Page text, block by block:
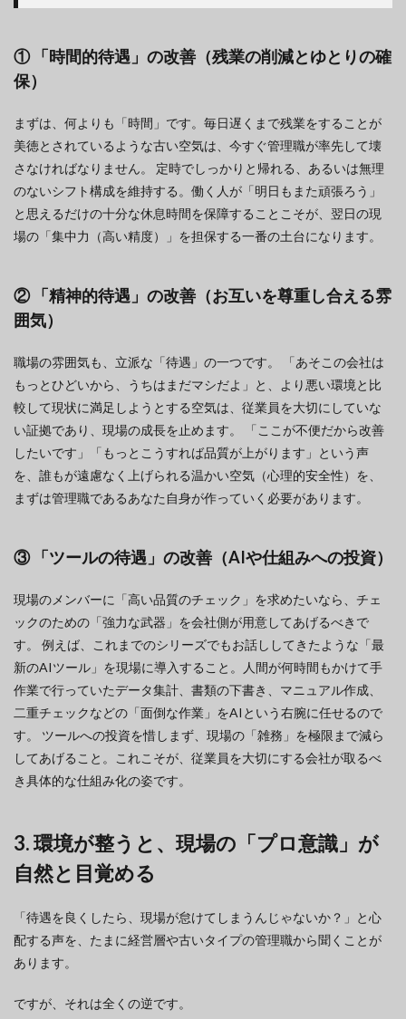
① 「時間的待遇」の改善（残業の削減とゆとりの確
保）
まずは、何よりも「時間」です。毎日遅くまで残業をすることが
美徳とされているような古い空気は、今すぐ管理職が率先して壊
さなければなりません。 定時でしっかりと帰れる、あるいは無理
のないシフト構成を維持する。働く人が「明日もまた頑張ろう」
と思えるだけの十分な休息時間を保障することこそが、翌日の現
場の「集中力（高い精度）」を担保する一番の土台になります。
② 「精神的待遇」の改善（お互いを尊重し合える雰
囲気）
職場の雰囲気も、立派な「待遇」の一つです。 「あそこの会社は
もっとひどいから、うちはまだマシだよ」と、より悪い環境と比
較して現状に満足しようとする空気は、従業員を大切にしていな
い証拠であり、現場の成長を止めます。 「ここが不便だから改善
したいです」「もっとこうすれば品質が上がります」という声
を、誰もが遠慮なく上げられる温かい空気（心理的安全性）を、
まずは管理職であるあなた自身が作っていく必要があります。
③ 「ツールの待遇」の改善（AIや仕組みへの投資）
現場のメンバーに「高い品質のチェック」を求めたいなら、チェ
ックのための「強力な武器」を会社側が用意してあげるべきで
す。 例えば、これまでのシリーズでもお話ししてきたような「最
新のAIツール」を現場に導入すること。人間が何時間もかけて手
作業で行っていたデータ集計、書類の下書き、マニュアル作成、
二重チェックなどの「面倒な作業」をAIという右腕に任せるので
す。 ツールへの投資を惜しまず、現場の「雑務」を極限まで減ら
してあげること。これこそが、従業員を大切にする会社が取るべ
き具体的な仕組み化の姿です。
3. 環境が整うと、現場の「プロ意識」が
自然と目覚める
「待遇を良くしたら、現場が怠けてしまうんじゃないか？」と心
配する声を、たまに経営層や古いタイプの管理職から聞くことが
あります。
ですが、それは全くの逆です。